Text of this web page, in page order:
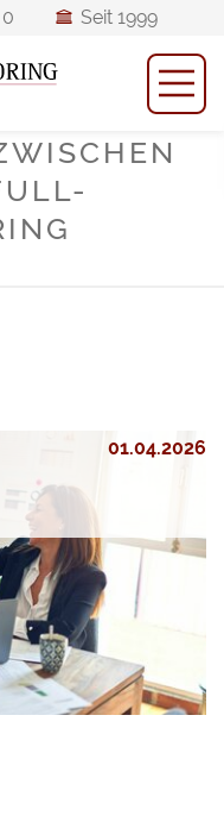
Seit
Seit 1999
BFM
01.04.2026